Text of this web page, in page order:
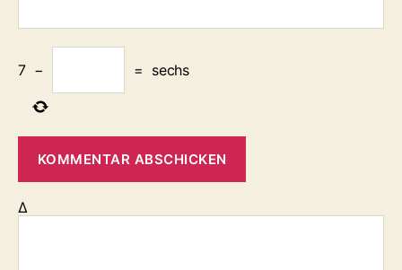
7 − = sechs
Δ